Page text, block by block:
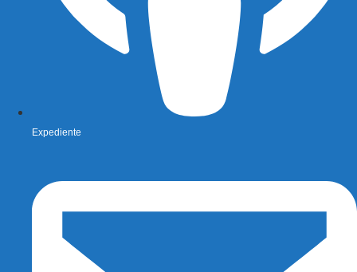
Expediente